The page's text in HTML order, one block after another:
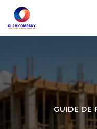
GUIDE DE